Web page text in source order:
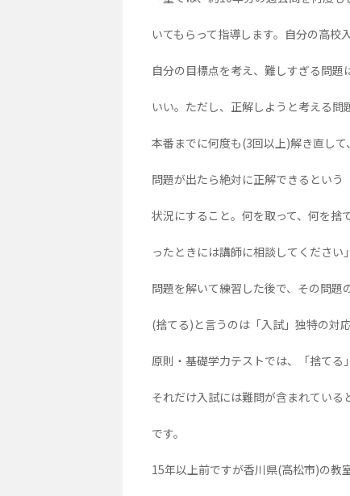
いてもらって指導します。自分の高校
自分の目標点を考え、難しすぎる問題
いい。ただし、正解しようと考える問
本番までに何度も(3回以上)解き直して
問題が出たら絶対に正解できるという
状況にすること。何を取って、何を捨
ったときには講師に相談してください」
問題を解いて練習した後で、その問題
(捨てる)と言うのは「入試」独特の対応
原則・基礎学力テストでは、「捨てる
それだけ入試には難問が含まれている
です。
15年以上前ですが香川県(高松市)の教